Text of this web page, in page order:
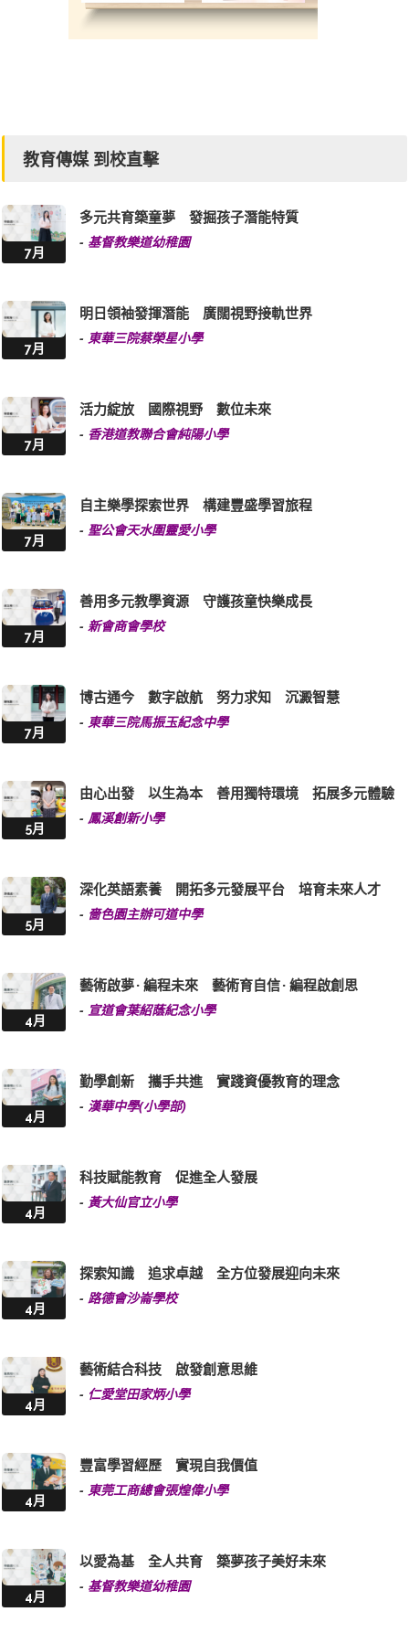
教育傳媒 到校直擊
7月
多元共育築童夢 發掘孩子潛能特質
- 基督教樂道幼稚園
7月
明日領袖發揮潛能 廣闊視野接軌世界
- 東華三院蔡榮星小學
7月
活力綻放 國際視野 數位未來
- 香港道教聯合會純陽小學
7月
自主樂學探索世界 構建豐盛學習旅程
- 聖公會天水圍靈愛小學
7月
善用多元教學資源 守護孩童快樂成長
- 新會商會學校
7月
博古通今 數字啟航 努力求知 沉澱智慧
- 東華三院馬振玉紀念中學
5月
由心出發 以生為本 善用獨特環境 拓展多元體驗
- 鳳溪創新小學
5月
深化英語素養 開拓多元發展平台 培育未來人才
- 嗇色園主辦可道中學
4月
藝術啟夢 · 編程未來 藝術育自信 · 編程啟創思
- 宣道會葉紹蔭紀念小學
4月
勤學創新 攜手共進 實踐資優教育的理念
- 漢華中學(小學部)
4月
科技賦能教育 促進全人發展
- 黃大仙官立小學
4月
探索知識 追求卓越 全方位發展迎向未來
- 路德會沙崙學校
4月
藝術結合科技 啟發創意思維
- 仁愛堂田家炳小學
4月
豐富學習經歷 實現自我價值
- 東莞工商總會張煌偉小學
4月
以愛為基 全人共育 築夢孩子美好未來
- 基督教樂道幼稚園